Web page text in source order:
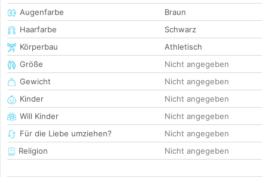
Augenfarbe
Braun
Haarfarbe
Schwarz
Körperbau
Athletisch
Größe
Nicht angegeben
Gewicht
Nicht angegeben
Kinder
Nicht angegeben
Will Kinder
Nicht angegeben
Für die Liebe umziehen?
Nicht angegeben
Religion
Nicht angegeben